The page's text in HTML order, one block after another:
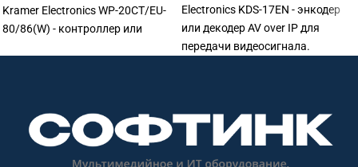
Kramer Electronics WP-20CT/EU-
80/86(W) - контроллер или
офисов, умного дома и
профессиональных AV-
инсталляций. Интерфейсы и
Electronics KDS-17EN - энкодер
или декодер AV over IP для
передачи видеосигнала.
конференц-залах, учебных
аудиториях, диспетчерских и
коммерческих AV-инсталляциях.